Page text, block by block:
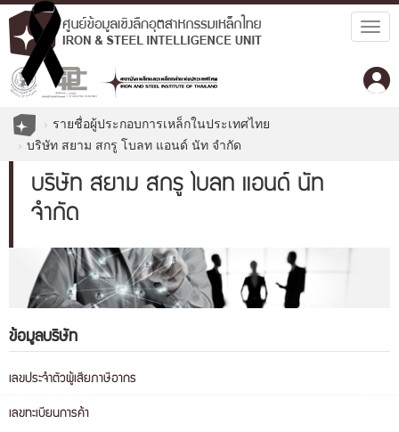
รายชื่อผู้ประกอบการเหล็กในประเทศไทย
บริษัท สยาม สกรู โบลท แอนด์ นัท จำกัด
บริษัท สยาม สกรู โบลท แอนด์ นัท
จำกัด
ข้อมูลบริษัท
เลขประจำตัวผู้เสียภาษีอากร
เลขทะเบียนการค้า